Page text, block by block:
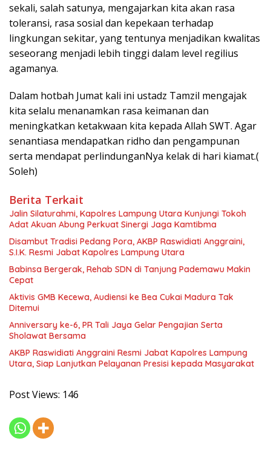
sekali, salah satunya, mengajarkan kita akan rasa
toleransi, rasa sosial dan kepekaan terhadap
lingkungan sekitar, yang tentunya menjadikan kwalitas
seseorang menjadi lebih tinggi dalam level regilius
agamanya.
Dalam hotbah Jumat kali ini ustadz Tamzil mengajak
kita selalu menanamkan rasa keimanan dan
meningkatkan ketakwaan kita kepada Allah SWT. Agar
senantiasa mendapatkan ridho dan pengampunan
serta mendapat perlindunganNya kelak di hari kiamat.(
Soleh)
Berita Terkait
Jalin Silaturahmi, Kapolres Lampung Utara Kunjungi Tokoh
Adat Akuan Abung Perkuat Sinergi Jaga Kamtibma
Disambut Tradisi Pedang Pora, AKBP Raswidiati Anggraini,
S.I.K. Resmi Jabat Kapolres Lampung Utara
Babinsa Bergerak, Rehab SDN di Tanjung Pademawu Makin
Cepat
Aktivis GMB Kecewa, Audiensi ke Bea Cukai Madura Tak
Ditemui
Anniversary ke-6, PR Tali Jaya Gelar Pengajian Serta
Sholawat Bersama
AKBP Raswidiati Anggraini Resmi Jabat Kapolres Lampung
Utara, Siap Lanjutkan Pelayanan Presisi kepada Masyarakat
Post Views: 146